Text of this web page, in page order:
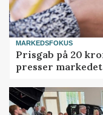
MARKEDSFOKUS
Prisgab på 20
presser markedet